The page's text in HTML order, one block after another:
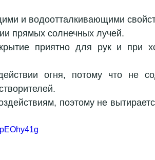
и водоотталкивающими
прямых солнечных лучей.
приятно для рук и при
огня, потому что не
поэтому не